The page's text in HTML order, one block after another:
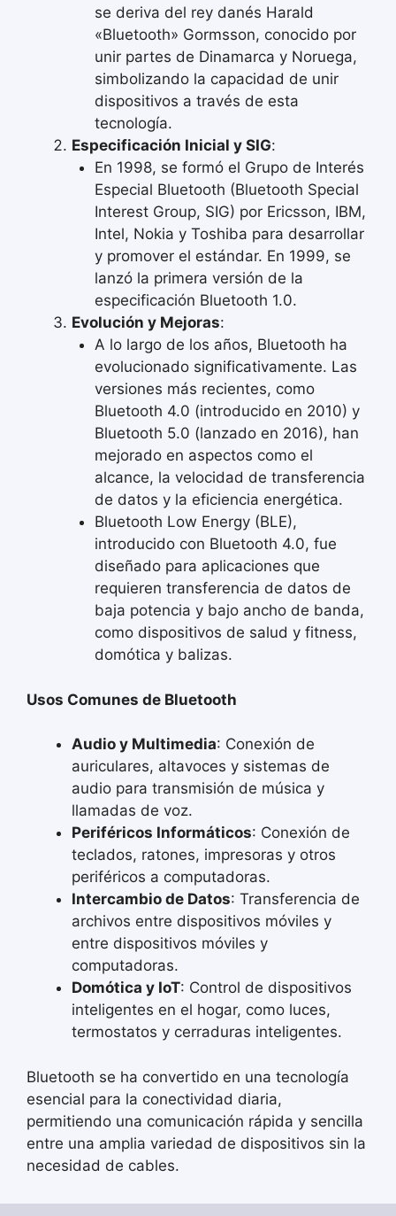
se deriva del rey danés Harald
«Bluetooth» Gormsson, conocido por
unir partes de Dinamarca y Noruega,
simbolizando la capacidad de unir
dispositivos a través de esta
tecnología.
Especificación Inicial y SIG:
En 1998, se formó el Grupo de Interés
Especial Bluetooth (Bluetooth Special
Interest Group, SIG) por Ericsson, IBM,
Intel, Nokia y Toshiba para desarrollar
y promover el estándar. En 1999, se
lanzó la primera versión de la
especificación Bluetooth 1.0.
Evolución y Mejoras:
A lo largo de los años, Bluetooth ha
evolucionado significativamente. Las
versiones más recientes, como
Bluetooth 4.0 (introducido en 2010) y
Bluetooth 5.0 (lanzado en 2016), han
mejorado en aspectos como el
alcance, la velocidad de transferencia
de datos y la eficiencia energética.
Bluetooth Low Energy (BLE),
introducido con Bluetooth 4.0, fue
diseñado para aplicaciones que
requieren transferencia de datos de
baja potencia y bajo ancho de banda,
como dispositivos de salud y fitness,
domótica y balizas.
Usos Comunes de Bluetooth
Audio y Multimedia: Conexión de
auriculares, altavoces y sistemas de
audio para transmisión de música y
llamadas de voz.
Periféricos Informáticos: Conexión de
teclados, ratones, impresoras y otros
periféricos a computadoras.
Intercambio de Datos: Transferencia de
archivos entre dispositivos móviles y
entre dispositivos móviles y
computadoras.
Domótica y IoT: Control de dispositivos
inteligentes en el hogar, como luces,
termostatos y cerraduras inteligentes.
Bluetooth se ha convertido en una tecnología
esencial para la conectividad diaria,
permitiendo una comunicación rápida y sencilla
entre una amplia variedad de dispositivos sin la
necesidad de cables.